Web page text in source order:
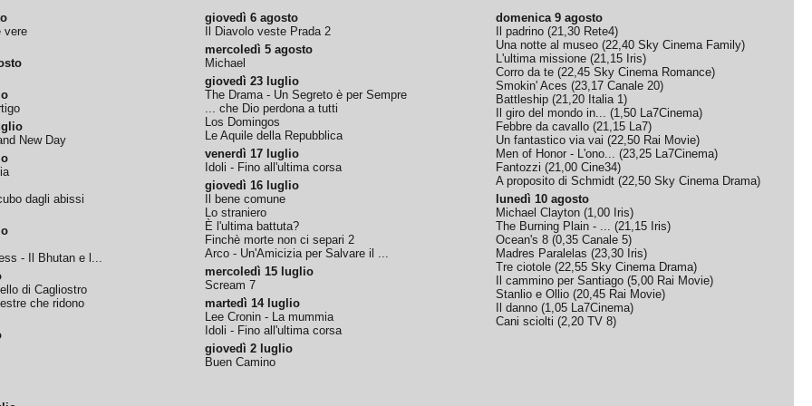
vere
New Day
dagli abissi
- Il Bhutan e l...
di Cagliostro
che ridono
giovedì 6 agosto
Il Diavolo veste Prada 2
mercoledì 5 agosto
Michael
giovedì 23 luglio
The Drama - Un Segreto è per Sempre
... che Dio perdona a tutti
Los Domingos
Le Aquile della Repubblica
venerdì 17 luglio
Idoli - Fino all'ultima corsa
giovedì 16 luglio
Il bene comune
Lo straniero
È l'ultima battuta?
Finchè morte non ci separi 2
Arco - Un'Amicizia per Salvare il ...
mercoledì 15 luglio
Scream 7
martedì 14 luglio
Lee Cronin - La mummia
Idoli - Fino all'ultima corsa
giovedì 2 luglio
Buen Camino
domenica 9 agosto
Il padrino (21,30 Rete4)
Una notte al museo (22,40 Sky Cinema Family)
L'ultima missione (21,15 Iris)
Corro da te (22,45 Sky Cinema Romance)
Smokin' Aces (23,17 Canale 20)
Battleship (21,20 Italia 1)
Il giro del mondo in... (1,50 La7Cinema)
Febbre da cavallo (21,15 La7)
Un fantastico via vai (22,50 Rai Movie)
Men of Honor - L'ono... (23,25 La7Cinema)
Fantozzi (21,00 Cine34)
A proposito di Schmidt (22,50 Sky Cinema Drama)
lunedì 10 agosto
Michael Clayton (1,00 Iris)
The Burning Plain - ... (21,15 Iris)
Ocean's 8 (0,35 Canale 5)
Madres Paralelas (23,30 Iris)
Tre ciotole (22,55 Sky Cinema Drama)
Il cammino per Santiago (5,00 Rai Movie)
Stanlio e Ollio (20,45 Rai Movie)
Il danno (1,05 La7Cinema)
Cani sciolti (2,20 TV 8)